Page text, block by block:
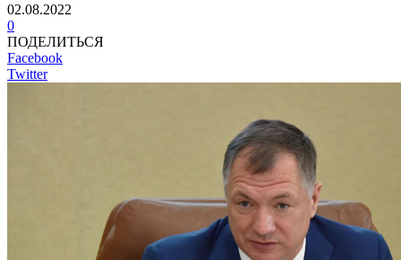
02.08.2022
0
ПОДЕЛИТЬСЯ
Facebook
Twitter